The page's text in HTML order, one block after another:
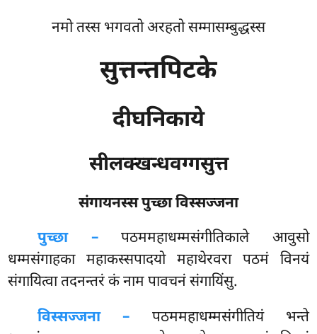
नमो तस्स भगवतो अरहतो सम्मासम्बुद्धस्स
सुत्तन्तपिटके
दीघनिकाये
सीलक्खन्धवग्गसुत्त
संगायनस्स पुच्छा विस्सज्जना
पुच्छा –पठममहाधम्मसंगीतिकाले आवुसो
धम्मसंगाहका महाकस्सपादयो महाथेरवरा पठमं विनयं
संगायित्वा तदनन्तरं कं नाम पावचनं संगायिंसु.
विस्सज्जना – पठममहाधम्मसंगीतियं भन्ते